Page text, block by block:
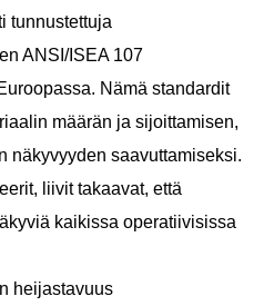
tunnustettuja
ANSI/ISEA 107
Nämä standardit
määrän ja sijoittamisen,
näkyvyyden saavuttamiseksi.
liivit takaavat, että
kaikissa operatiivisissa
heijastavuus